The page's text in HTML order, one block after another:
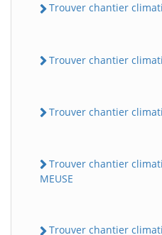
Trouver chantier
Trouver chantier
Trouver chantier
Trouver chantier
MEUSE
Trouver chantier